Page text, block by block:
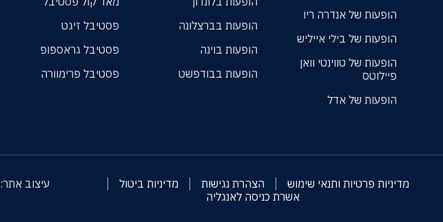
הופעות של אנדרה ריו
הופעות של בילי אייליש
הופעות של טווינטי וואן
פיילוטס
הופעות של אדל
הופעות בברצלונה
הופעות בוינה
הופעות בבודפשט
פסטיבל זיגט
פסטיבל גראספופ
פסטיבל פרימוורה
מדיניות פרטיות ותנאי שימוש הצהרת נגישות
מדיניות ביטול
אשרת כניסה לאנגליה
עיצוב אתר: